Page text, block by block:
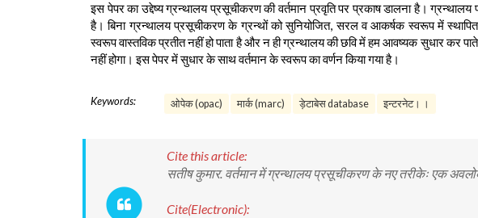
इस पेपर का उद्देष्य ग्रन्थालय प्रसूचीकरण की वर्तमान प्रवृति पर प्रकाष डालना है।
है। बिना ग्रन्थालय प्रसूचीकरण के ग्रन्थों को सुनियोजित, सरल व आकर्षक स्वरूप में
स्वरूप वास्तविक प्रतीत नहीं हो पाता है और न ही ग्रन्थालय की छवि में हम आवष्यक सुधार
नहीं होगा। इस पेपर में सुधार के साथ वर्तमान के स्वरूप का वर्णन किया गया है।
Keywords: ओपेक (opac) मार्क (marc) ड़ेटाबेस database इन्टरनेट। ।
Cite this article:
सतीष कुमार. वर्तमान में ग्रन्थालय प्रसूचीकरण के नए तरीकेः एक
Cite(Electronic):